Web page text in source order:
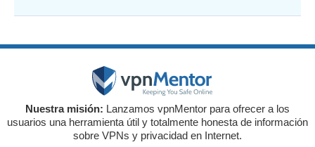
Nuestra misión: Lanzamos vpnMentor para ofrecer a los
usuarios una herramienta útil y totalmente honesta de información
sobre VPNs y privacidad en Internet.